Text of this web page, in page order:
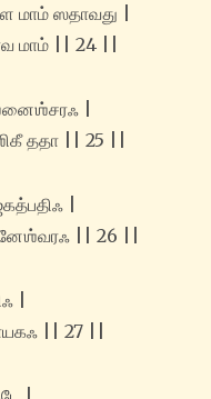
ஸதாவது |
மாம் || 24 ||
|
ததா || 25 ||
|
|| 26 ||
|
|| 27 ||